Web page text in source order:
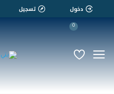
دخول تسجيل
0